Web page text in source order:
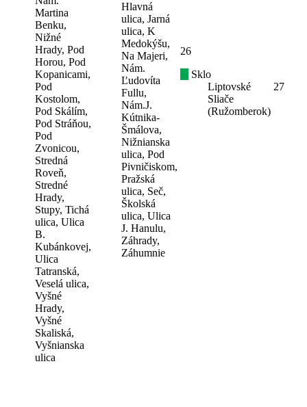
Martina
Benku,
Nižné
Hrady, Pod
Horou, Pod
Kopanicami,
Pod
Kostolom,
Pod Skálím,
Pod Stráňou,
Pod
Zvonicou,
Stredná
Roveň,
Stredné
Hrady,
Stupy, Tichá
ulica, Ulica
B.
Kubánkovej,
Ulica
Tatranská,
Veselá ulica,
Vyšné
Hrady,
Vyšné
Skaliská,
Vyšnianska
ulica
Hlavná
ulica, Jarná
ulica, K
Medokýšu,
Na Majeri,
Nám.
Ľudovíta
Fullu,
Nám.J.
Kútnika-
Šmálova,
Nižnianska
ulica, Pod
Pivničiskom,
Pražská
ulica, Seč,
Školská
ulica, Ulica
J. Hanulu,
Záhrady,
Záhumnie
26
Sklo
Liptovské
Sliače
(Ružomberok)
27